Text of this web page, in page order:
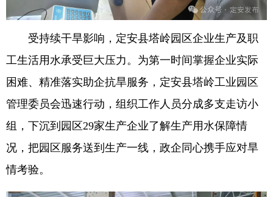
受持续干旱影响，定安县塔岭园区企业生产及职
工生活用水承受巨大压力。为第一时间掌握企业实际
困难、精准落实助企抗旱服务，定安县塔岭工业园区
管理委员会迅速行动，组织工作人员分成多支走访小
组，下沉到园区29家生产企业了解生产用水保障情
况，把园区服务送到生产一线，政企同心携手应对旱
情考验。